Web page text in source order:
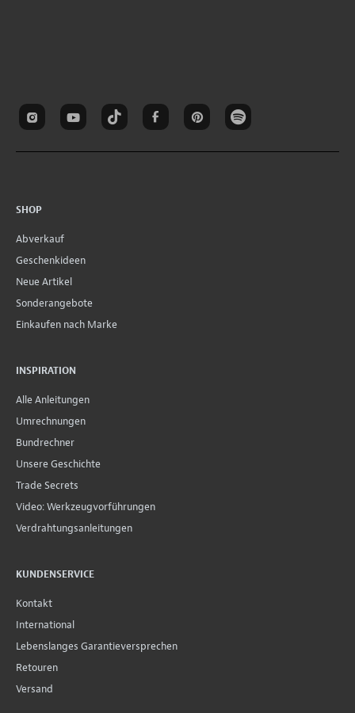
SHOP
Abverkauf
Geschenkideen
Neue Artikel
Sonderangebote
Einkaufen nach Marke
INSPIRATION
Alle Anleitungen
Umrechnungen
Bundrechner
Unsere Geschichte
Trade Secrets
Video: Werkzeugvorführungen
Verdrahtungsanleitungen
KUNDENSERVICE
Kontakt
International
Lebenslanges Garantieversprechen
Retouren
Versand